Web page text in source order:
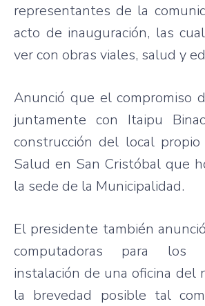
representantes de la
acto de inauguración, las
ver con obras viales, salud y
Anunció que el compromiso
juntamente con Itaipu
construcción del local
Salud en San Cristóbal que
la sede de la Municipalidad.
El presidente también
computadoras para los
instalación de una oficina del
la brevedad posible tal